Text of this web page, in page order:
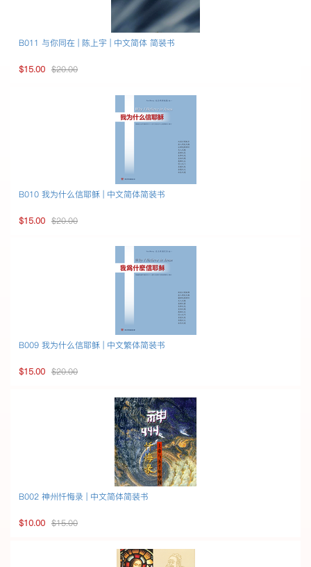
B011 与你同在 | 陈上宇 | 中文简体 简装书
$15.00 $20.00
B010 我为什么信耶稣 | 中文简体简装书
$15.00 $20.00
B009 我为什么信耶稣 | 中文繁体简装书
$15.00 $20.00
B002 神州忏悔录 | 中文简体简装书
$10.00 $15.00